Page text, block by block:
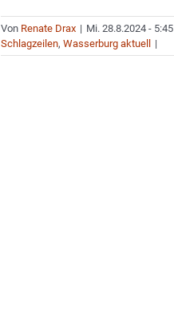
Von Renate Drax | Mi. 28.8.2024 - 5:45
Schlagzeilen,Wasserburg aktuell |